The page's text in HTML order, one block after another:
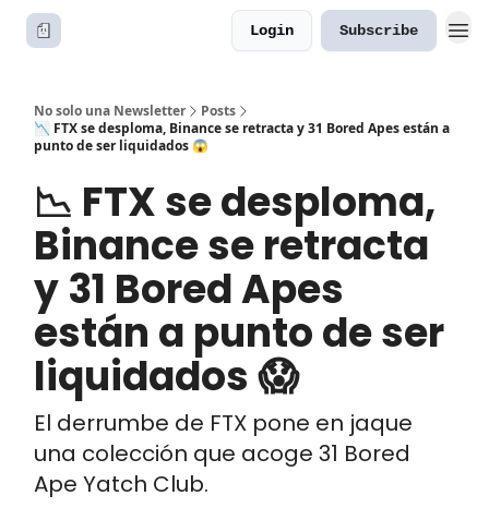
Login Subscribe
No solo una Newsletter
Posts
📉 FTX se desploma, Binance se retracta y 31 Bored Apes están a
punto de ser liquidados 😱
📉 FTX se desploma,
Binance se retracta
y 31 Bored Apes
están a punto de ser
liquidados 😱
El derrumbe de FTX pone en jaque
una colección que acoge 31 Bored
Ape Yatch Club.